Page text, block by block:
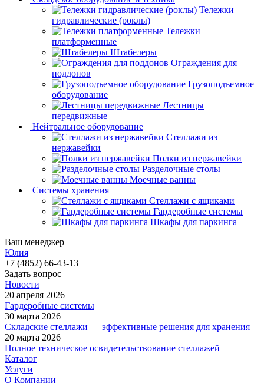
Тележки
гидравлические (роклы)
Тележки
платформенные
Штабелеры
Ограждения для
поддонов
Грузоподъемное
оборудование
Лестницы
передвижные
Нейтральное оборудование
Стеллажи из
нержавейки
Полки из нержавейки
Разделочные столы
Моечные ванны
Системы хранения
Стеллажи с ящиками
Гардеробные системы
Шкафы для паркинга
Ваш менеджер
Юлия
+7 (4852) 66-43-13
Задать вопрос
Новости
20 апреля 2026
Гардеробные системы
30 марта 2026
Складские стеллажи — эффективные решения для хранения
20 марта 2026
Полное техническое освидетельствование стеллажей
Каталог
Услуги
О Компании